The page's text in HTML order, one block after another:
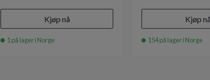
Kjøp nå
1 på lager i Norge
Kjøp nå
154 på lager i Norge